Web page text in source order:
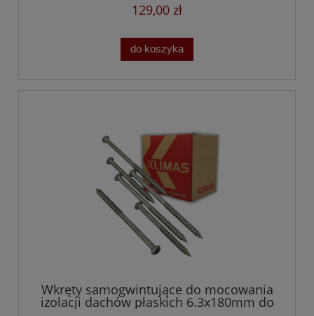
129,00 zł
do koszyka
Wkręty samogwintujące do mocowania
izolacji dachów płaskich 6.3x180mm do